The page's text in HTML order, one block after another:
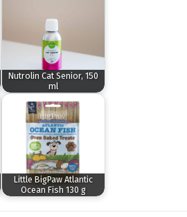
Nutrolin Cat Senior, 150
ml
Little BigPaw Atlantic
Ocean Fish 130 g